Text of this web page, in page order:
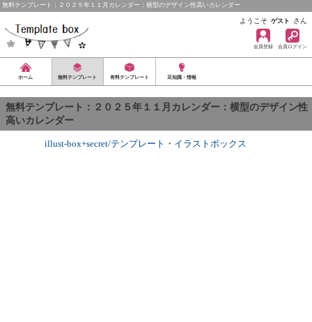
無料テンプレート：２０２５年１１月カレンダー：横型のデザイン性高いカレンダー
ようこそ ゲスト さん
会員登録 会員ログイン
ホーム 無料テンプレート 有料テンプレート 豆知識・情報
無料テンプレート：２０２５年１１月カレンダー：横型のデザイン性
高いカレンダー
illust-box+secret/テンプレート ・ イラストボックス